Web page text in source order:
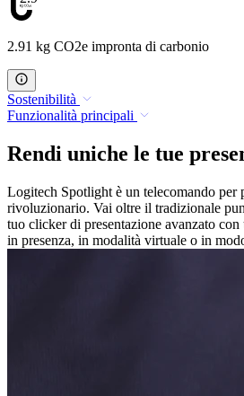
2.91 kg CO2e impronta di carbonio
Sostenibilità
Funzionalità principali
Rendi uniche le tue
Logitech Spotlight è un telecomando per
rivoluzionario. Vai oltre il tradizionale
tuo clicker di presentazione avanzato
in presenza, in modalità virtuale o in